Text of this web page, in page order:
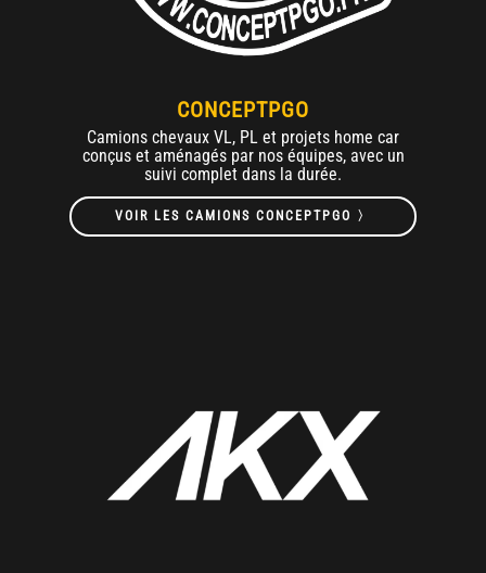
CONCEPTPGO
Camions chevaux VL, PL et projets home car
conçus et aménagés par nos équipes, avec un
suivi complet dans la durée.
VOIR LES CAMIONS CONCEPTPGO 〉